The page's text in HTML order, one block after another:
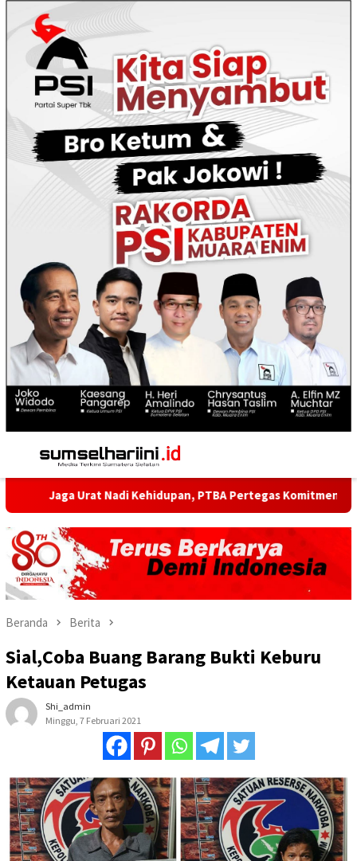
Menu
Mobile
Urat Nadi Kehidupan, PTBA Pertegas Komitmen Kelestarian
Beranda Berita
Sial,Coba Buang Barang Bukti Keburu
Ketauan Petugas
Shi_admin
Minggu, 7 Februari 2021